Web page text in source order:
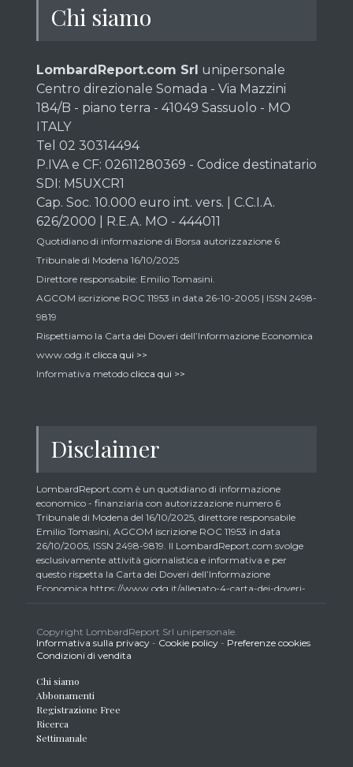
Chi siamo
LombardReport.com Srl unipersonale
Centro direzionale Somada - Via Mazzini
184/B - piano terra - 41049 Sassuolo - MO
ITALY
Tel 02 30314494
P.IVA e CF: 02611280369 - Codice destinatario
SDI: M5UXCR1
Cap. Soc. 10.000 euro int. vers. | C.C.I.A.
626/2000 | R.E.A. MO - 444011
Quotidiano di informazione di Borsa autorizzazione 6
Tribunale di Modena 16/10/2025
Direttore responsabile: Emilio Tomasini.
AGCOM iscrizione ROC 11953 in data 26-10-2005 | ISSN 2498-
9819
Rispettiamo la Carta dei Doveri dell’Informazione Economica
www.odg.it clicca qui >>
Informativa metodo clicca qui >>
Disclaimer
LombardReport.com è un quotidiano di informazione
economico - finanziaria con autorizzazione numero 6
Tribunale di Modena del 16/10/2025, direttore responsabile
Emilio Tomasini, AGCOM iscrizione ROC 11953 in data
26/10/2005, ISSN 2498-9819. Il LombardReport.com svolge
esclusivamente attività giornalistica e informativa e per
questo rispetta la Carta dei Doveri dell’Informazione
Economica https://www.odg.it/allegato-4-carta-dei-doveri-
essere consapevoli che i collaboratori di LombardReport.com
iscritti all’Ordine dei Giornalisti non possono detenere i titoli
oggetto dei loro articoli mentre i collaboratori non giornalisti
trader retail e comunque inferiori allo 0,5% del capitale, gli
strumenti finanziari oggetto dei loro articoli creando così un
potenziale conflitto di interesse con i lettori stessi. L’accesso al
presente sito implica la conoscenza e la piena accettazione
delle presenti informazioni legali, dei Termini d’Uso del sito
Copyright LombardReport Srl unipersonale.
Informativa sulla privacy - Cookie policy - Preferenze cookies
Condizioni di vendita
Chi siamo
Abbonamenti
Registrazione Free
Ricerca
Settimanale